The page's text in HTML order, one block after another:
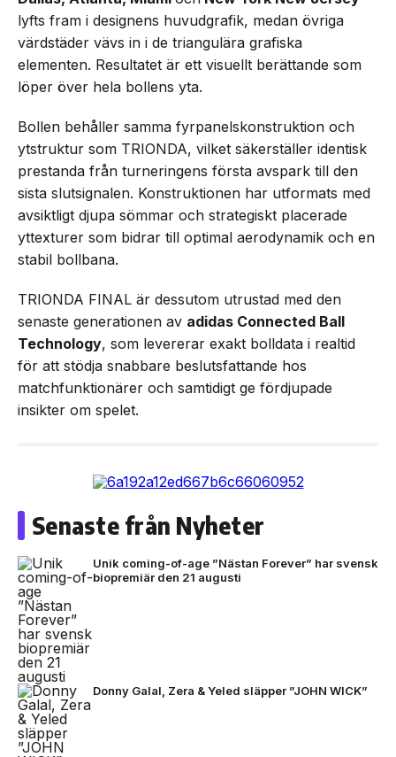
lyfts fram i designens huvudgrafik, medan övriga
värdstäder vävs in i de triangulära grafiska
elementen. Resultatet är ett visuellt berättande som
löper över hela bollens yta.
Bollen behåller samma fyrpanelskonstruktion och
ytstruktur som TRIONDA, vilket säkerställer identisk
prestanda från turneringens första avspark till den
sista slutsignalen. Konstruktionen har utformats med
avsiktligt djupa sömmar och strategiskt placerade
yttexturer som bidrar till optimal aerodynamik och en
stabil bollbana.
TRIONDA FINAL är dessutom utrustad med den
senaste generationen av adidas Connected Ball
Technology, som levererar exakt bolldata i realtid
för att stödja snabbare beslutsfattande hos
matchfunktionärer och samtidigt ge fördjupade
insikter om spelet.
Senaste från Nyheter
Unik coming-of-age ”Nästan Forever” har svensk
biopremiär den 21 augusti
Donny Galal, Zera & Yeled släpper ”JOHN WICK”